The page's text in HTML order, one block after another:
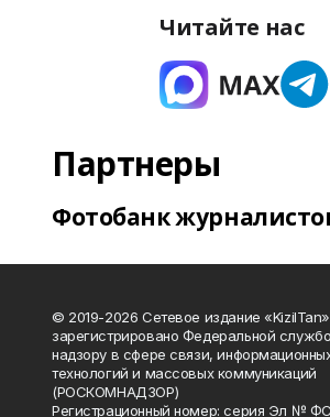
Читайте нас
Партнеры
Фотобанк
© 2019-2026 Сетевое издание «KizilTan»
зарегистрировано Федеральной
надзору в сфере связи,
технологий и массовых коммуникаций
(РОСКОМНАДЗОР)
Регистрационный номер: серия Эл №